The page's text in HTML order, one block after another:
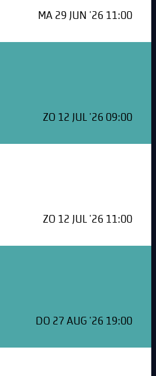
MA 29 JUN '26 11:00
ZO 12 JUL '26 09:00
ZO 12 JUL '26 11:00
DO 27 AUG '26 19:00